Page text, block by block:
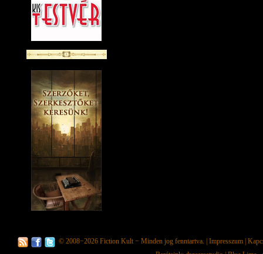
© 2008−2026 Fiction Kult − Minden jog fenntartva. | Impresszum